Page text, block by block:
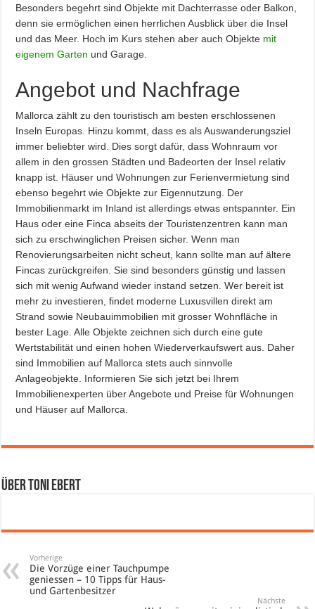
Besonders begehrt sind Objekte mit Dachterrasse oder Balkon,
denn sie ermöglichen einen herrlichen Ausblick über die Insel
und das Meer. Hoch im Kurs stehen aber auch Objekte mit
eigenem Garten und Garage.
Angebot und Nachfrage
Mallorca zählt zu den touristisch am besten erschlossenen
Inseln Europas. Hinzu kommt, dass es als Auswanderungsziel
immer beliebter wird. Dies sorgt dafür, dass Wohnraum vor
allem in den grossen Städten und Badeorten der Insel relativ
knapp ist. Häuser und Wohnungen zur Ferienvermietung sind
ebenso begehrt wie Objekte zur Eigennutzung. Der
Immobilienmarkt im Inland ist allerdings etwas entspannter. Ein
Haus oder eine Finca abseits der Touristenzentren kann man
sich zu erschwinglichen Preisen sicher. Wenn man
Renovierungsarbeiten nicht scheut, kann sollte man auf ältere
Fincas zurückgreifen. Sie sind besonders günstig und lassen
sich mit wenig Aufwand wieder instand setzen. Wer bereit ist
mehr zu investieren, findet moderne Luxusvillen direkt am
Strand sowie Neubauimmobilien mit grosser Wohnfläche in
bester Lage. Alle Objekte zeichnen sich durch eine gute
Wertstabilität und einen hohen Wiederverkaufswert aus. Daher
sind Immobilien auf Mallorca stets auch sinnvolle
Anlageobjekte. Informieren Sie sich jetzt bei Ihrem
Immobilienexperten über Angebote und Preise für Wohnungen
und Häuser auf Mallorca.
Über Toni Ebert
Vorherige
Die Vorzüge einer Tauchpumpe
geniessen – 10 Tipps für Haus-
und Gartenbesitzer
Nächste